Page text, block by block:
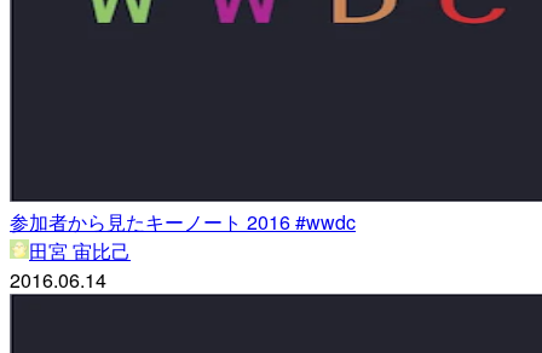
参加者から見たキーノート 2016 #wwdc
田宮 宙比己
2016.06.14